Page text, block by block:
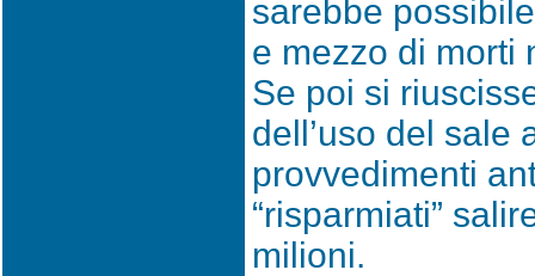
sarebbe
e mezzo di morti
Se poi si
dell’uso del sale
provvedimenti
“risparmiati”
milioni.